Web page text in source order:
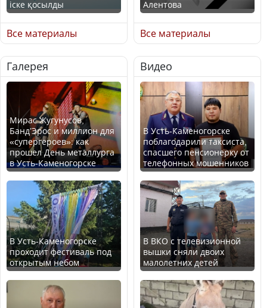
іске қосылды
Как легко найти свой
участок для голосования?
Минтруда назвало
отрасли с самыми
высокими зарплатными
предложениями
Искусственный интеллект
официально включили в
школьную программу
Казахстана
Все материалы
Алентова
В РФ вынесен заочный
приговор по уголовному
делу об убийстве Игоря
Талькова
В России введены
дополнительные
ограничения для
казахстанских прав
Трамп официально
вступил в должность
президента США
Все материалы
Галерея
Мирас Жугунусов,
Банд’Эрос и миллион для
«супергероев»: как
прошел День металлурга
в Усть-Каменогорске
В Усть-Каменогорске
проходит фестиваль под
открытым небом
Видео
В Усть-Каменогорске
поблагодарили таксиста,
спасшего пенсионерку от
телефонных мошенников
В ВКО с телевизионной
вышки сняли двоих
малолетних детей